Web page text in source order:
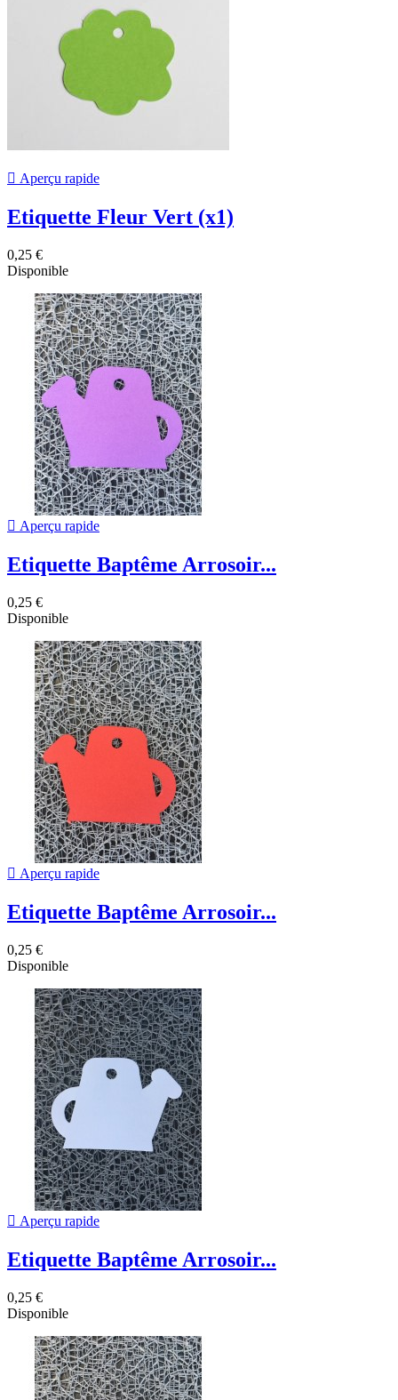
 Aperçu rapide
Etiquette Fleur Vert (x1)
0,25 €
Disponible
 Aperçu rapide
Etiquette Baptême Arrosoir...
0,25 €
Disponible
 Aperçu rapide
Etiquette Baptême Arrosoir...
0,25 €
Disponible
 Aperçu rapide
Etiquette Baptême Arrosoir...
0,25 €
Disponible